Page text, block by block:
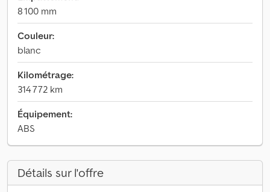
8 100 mm
Couleur:
blanc
Kilométrage:
314 772 km
Équipement:
ABS
Détails sur l'offre